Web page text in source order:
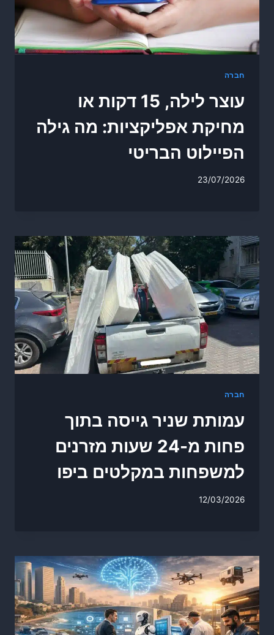
חברה
עוצר לילה, 15 דקות או
מחיקת אפליקציות: מה גילה
הפיילוט הבריטי
23/07/2026
חברה
עמותת שניר גייסה בתוך
פחות מ-24 שעות מזרנים
למשפחות במקלטים ביפו
12/03/2026